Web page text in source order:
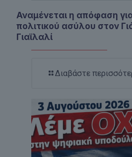
Αναμένεται η απόφαση
πολιτικού ασύλου στον
Γιαϊλαλί
Διαβάστε